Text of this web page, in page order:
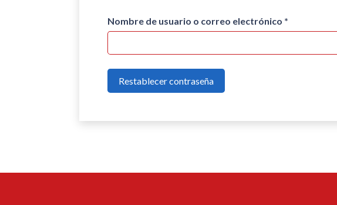
Nombre de usuario o correo electrónico *
Restablecer contraseña